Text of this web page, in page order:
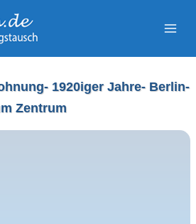
1920iger Jahre- Berlin-
Zentrum